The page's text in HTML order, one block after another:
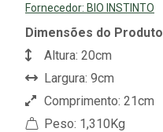
Fornecedor: BIO INSTINTO
Dimensões do Produto
Altura: 20cm
Largura: 9cm
Comprimento: 21cm
Peso: 1,310Kg